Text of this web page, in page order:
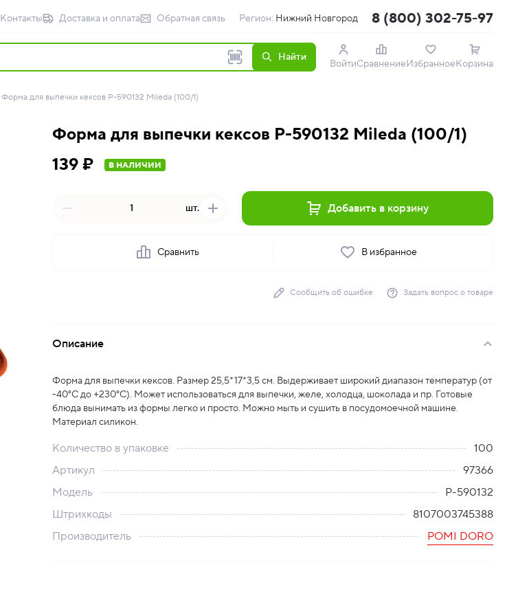
Контакты Доставка и оплата Обратная связь Регион: Нижний Новгород 8 (800) 302-75-97
Найти
ВойтиСравнениеИзбранноеКорзина
Форма для выпечки кексов P-590132 Mileda (100/1)
Форма для выпечки кексов P-590132 Mileda (100/1)
139 ₽
В НАЛИЧИИ
шт. Добавить в корзину
Сравнить В избранное
Сообщить об ошибке Задать вопрос о товаре
Описание
Форма для выпечки кексов. Размер 25,5*17*3,5 см. Выдерживает широкий диапазон температур (от
-40°С до +230°С). Может использоваться для выпечки, желе, холодца, шоколада и пр. Готовые
блюда вынимать из формы легко и просто. Можно мыть и сушить в посудомоечной машине.
Материал силикон.
Количество в упаковке
100
Артикул
97366
Модель
P-590132
Штрихкоды
8107003745388
Производитель
POMI DORO